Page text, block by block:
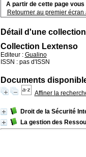
A partir de cette page vous
Retourner au premier
Détail d'une collection
Collection Lextenso
Editeur : Gualino
ISSN : pas d'ISSN
Documents
Affiner la
Droit de la Sécurité
La gestion des